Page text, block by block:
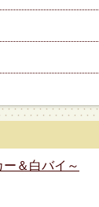
＆白バイ～